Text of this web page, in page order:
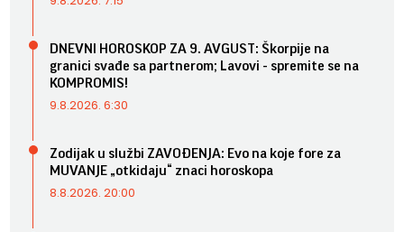
DNEVNI HOROSKOP ZA 9. AVGUST: Škorpije na
granici svađe sa partnerom; Lavovi - spremite se na
KOMPROMIS!
9.8.2026. 6:30
Zodijak u službi ZAVOĐENJA: Evo na koje fore za
MUVANJE „otkidaju“ znaci horoskopa
8.8.2026. 20:00